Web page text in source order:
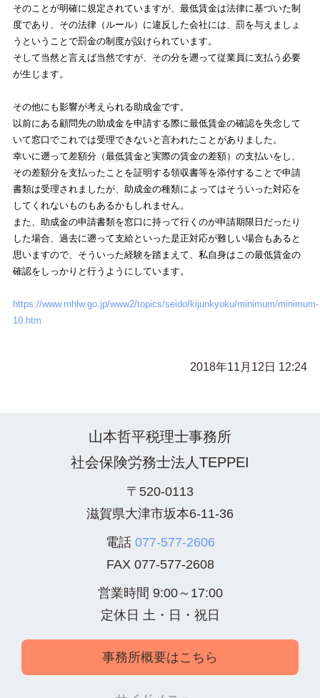
そのことが明確に規定されていますが、 最低賃金は法律に基づいた制
度であり、その法律（ルール）に違反した会社には、罰を与えましょ
うということで罰金の制度が設けられています。
そして当然と言えば当然ですが、その分を遡って従業員に支払う必要
が生じます。
その他にも影響が考えられる助成金です。
以前にある顧問先の助成金を申請する際に最低賃金の確認を失念して
いて窓口でこれでは受理できないと言われたことがありました。
幸いに遡って差額分（最低賃金と実際の賃金の差額）の支払いをし、
その差額分を支払ったことを証明する領収書等を添付することで申請
書類は受理されましたが、 助成金の種類によってはそういった対応を
してくれないものもあるかもしれません。
また、 助成金の申請書類を窓口に持って行くのが申請期限日だったり
した場合、過去に遡って支給といった是正対応が難しい場合もあると
思いますので、そういった経験を踏まえて、私自身はこの最低賃金の
確認をしっかりと行うようにしています。
https://www.mhlw.go.jp/www2/topics/seido/kijunkyoku/minimum/minimum-
10.htm
2018年11月12日 12:24
山本哲平税理士事務所
社会保険労務士法人TEPPEI
〒520-0113
滋賀県大津市坂本6-11-36
電話 077-577-2606
FAX 077-577-2608
営業時間 9:00～17:00
定休日 土・日・祝日
事務所概要はこちら